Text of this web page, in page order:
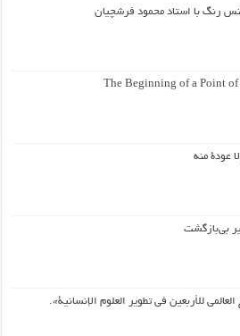
رنگ با استاد محمود فرشچیان
The Beginning of a Point of
عودة منه
بی‌بازگشت
للأربعين في تطوير العلوم الإنسانية».